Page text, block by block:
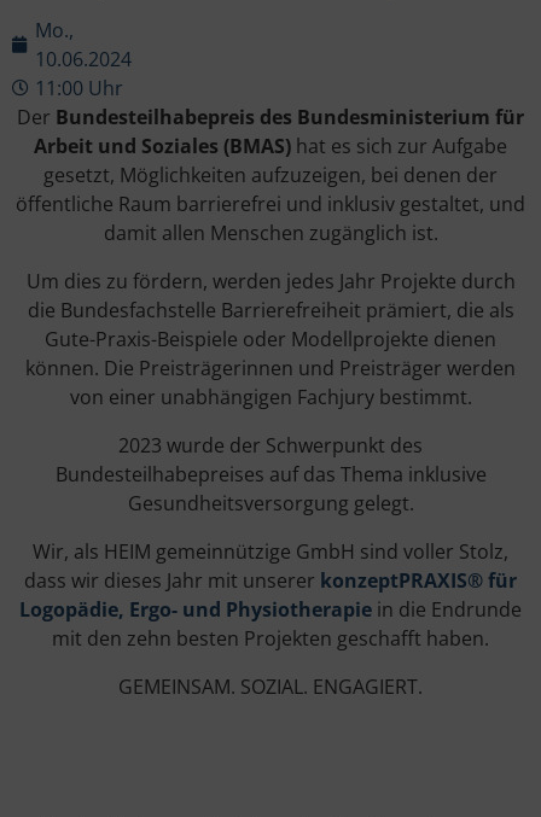
Mo.,
10.06.2024
11:00 Uhr
Der Bundesteilhabepreis des Bundesministerium für
Arbeit und Soziales (BMAS) hat es sich zur Aufgabe
gesetzt, Möglichkeiten aufzuzeigen, bei denen der
öffentliche Raum barrierefrei und inklusiv gestaltet, und
damit allen Menschen zugänglich ist.
Um dies zu fördern, werden jedes Jahr Projekte durch
die Bundesfachstelle Barrierefreiheit prämiert, die als
Gute-Praxis-Beispiele oder Modellprojekte dienen
können. Die Preisträgerinnen und Preisträger werden
von einer unabhängigen Fachjury bestimmt.
2023 wurde der Schwerpunkt des
Bundesteilhabepreises auf das Thema inklusive
Gesundheitsversorgung gelegt.
Wir, als HEIM gemeinnützige GmbH sind voller Stolz,
dass wir dieses Jahr mit unserer konzeptPRAXIS® für
Logopädie, Ergo- und Physiotherapie in die Endrunde
mit den zehn besten Projekten geschafft haben.
GEMEINSAM. SOZIAL. ENGAGIERT.